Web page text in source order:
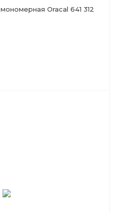
Oracal 641 312